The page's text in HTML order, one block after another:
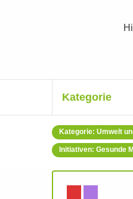
Kategorie
Kategorie: Umwelt
Initiativen: Gesunde